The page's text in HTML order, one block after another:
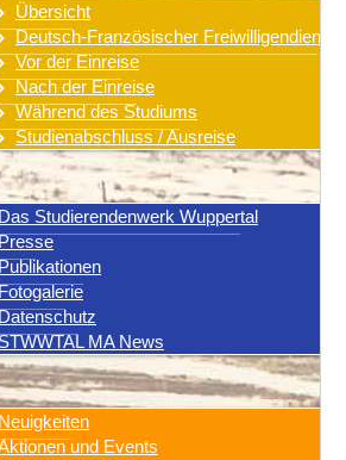
Übersicht
Deutsch-Französischer Freiwilligendienst
Vor der Einreise
Nach der Einreise
Während des Studiums
Studienabschluss / Ausreise
Das Studierendenwerk Wuppertal
MA News
Neuigkeiten
und Events